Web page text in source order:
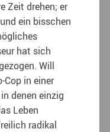
Zeit drehen; er
ein bisschen
hat sich
Will
Cop in einer
denen einzig
Leben
radikal